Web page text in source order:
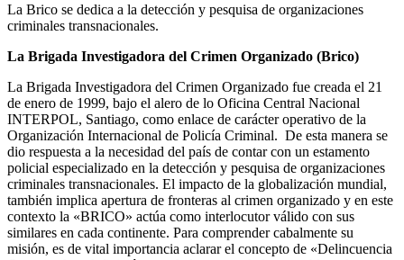
La Brico se dedica a la detección y pesquisa de organizaciones
criminales transnacionales.
La Brigada Investigadora del Crimen Organizado (Brico)
La Brigada Investigadora del Crimen Organizado fue creada el 21
de enero de 1999, bajo el alero de lo Oficina Central Nacional
INTERPOL, Santiago, como enlace de carácter operativo de la
Organización Internacional de Policía Criminal. De esta manera se
dio respuesta a la necesidad del país de contar con un estamento
policial especializado en la detección y pesquisa de organizaciones
criminales transnacionales. El impacto de la globalización mundial,
también implica apertura de fronteras al crimen organizado y en este
contexto la «BRICO» actúa como interlocutor válido con sus
similares en cada continente. Para comprender cabalmente su
misión, es de vital importancia aclarar el concepto de «Delincuencia